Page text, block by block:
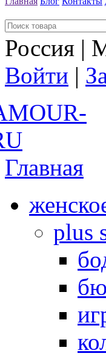
Россия |
Войти |
Главная
plus